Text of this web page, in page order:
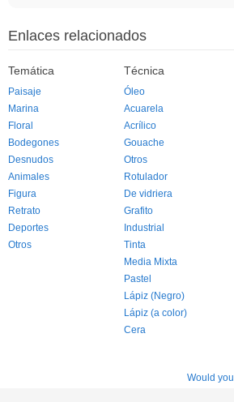
Enlaces relacionados
Temática
Paisaje
Marina
Floral
Bodegones
Desnudos
Animales
Figura
Retrato
Deportes
Otros
Técnica
Óleo
Acuarela
Acrílico
Gouache
Otros
Rotulador
De vidriera
Grafito
Industrial
Tinta
Media Mixta
Pastel
Lápiz (Negro)
Lápiz (a color)
Cera
Would